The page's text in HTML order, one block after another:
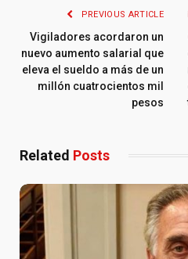
PREVIOUS ARTICLE
Vigiladores acordaron un
nuevo aumento salarial que
eleva el sueldo a más de un
millón cuatrocientos mil
pesos
Related Posts